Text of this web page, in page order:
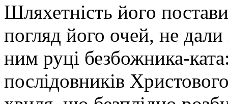
Шляхетність його
погляд його очей, не
ним руці безбожника-
послідовників